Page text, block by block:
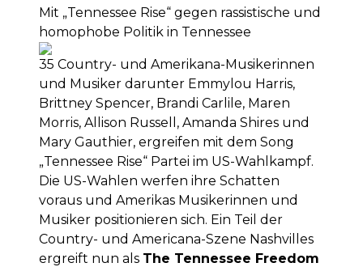
Mit „Tennessee Rise“ gegen rassistische und
homophobe Politik in Tennessee
35 Country- und Amerikana-Musikerinnen
und Musiker darunter Emmylou Harris,
Brittney Spencer, Brandi Carlile, Maren
Morris, Allison Russell, Amanda Shires und
Mary Gauthier, ergreifen mit dem Song
„Tennessee Rise“ Partei im US-Wahlkampf.
Die US-Wahlen werfen ihre Schatten
voraus und Amerikas Musikerinnen und
Musiker positionieren sich. Ein Teil der
Country- und Americana-Szene Nashvilles
ergreift nun als The Tennessee Freedom